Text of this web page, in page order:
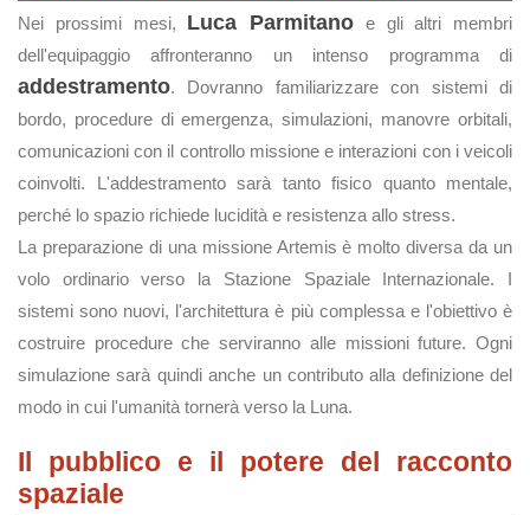
Nei prossimi mesi, Luca Parmitano e gli altri membri
dell'equipaggio affronteranno un intenso programma di
addestramento. Dovranno familiarizzare con sistemi di
bordo, procedure di emergenza, simulazioni, manovre orbitali,
comunicazioni con il controllo missione e interazioni con i veicoli
coinvolti. L'addestramento sarà tanto fisico quanto mentale,
perché lo spazio richiede lucidità e resistenza allo stress.
La preparazione di una missione Artemis è molto diversa da un
volo ordinario verso la Stazione Spaziale Internazionale. I
sistemi sono nuovi, l'architettura è più complessa e l'obiettivo è
costruire procedure che serviranno alle missioni future. Ogni
simulazione sarà quindi anche un contributo alla definizione del
modo in cui l'umanità tornerà verso la Luna.
Il pubblico e il potere del racconto
spaziale